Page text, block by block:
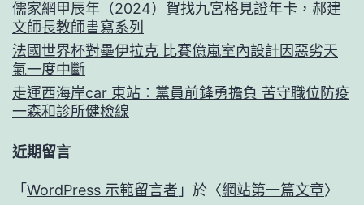
儒家網甲辰年（2024）賀找九宮格見證年卡，郝建
文師長教師書寫系列
法國世界杯對壘伊拉克 比賽億嵐室內設計因惡劣天
氣一度中斷
走運西海岸car 東站：黨員前鋒勇擔負 苦守職位防疫
一森和診所健檢線
近期留言
「 WordPress 示範留言者 」於〈網站第一篇文章〉